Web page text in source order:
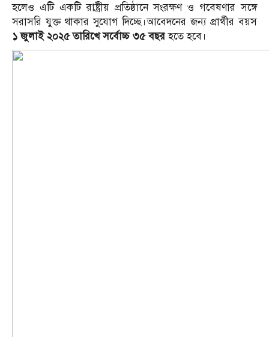
হলেও এটি একটি রাষ্ট্রীয় প্রতিষ্ঠানে সংরক্ষণ ও গবেষণার সঙ্গে
সরাসরি যুক্ত থাকার সুযোগ দিচ্ছে।আবেদনের জন্য প্রার্থীর বয়স
১ জুলাই ২০২৫ তারিখে সর্বোচ্চ ৩৫ বছরহতে হবে।